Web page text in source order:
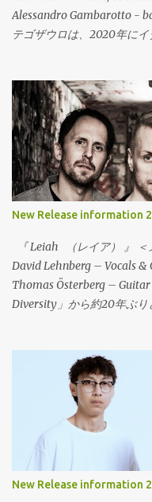
Alessandro Gambarotto -
テゴザウロは、2020年に
るメンバーが友人を通じて
ューEPの6曲入りで、すで
いる。レコードは、イタリ
ースや来日を一緒にサポー
リース！CDやカセットテ
ーベル（Dischi Decenti /
/ Troppistruzzi / 1a0）が共
す存在になるであろう。
の影響を公言していること
FOOTBALL～ALGERNON
れてきたサウンドが、今こ
ロングでMidwest Emoの
「EP」 01.Jap'n Cazz
05.Streghe 06.Buonanotte
2023年7月中旬発売予定
New Release information
『 Leiah （レイア） 』 ＜
David Lehnberg – Vocals
Thomas Österberg –
Diversity」から約20年ぶり
2018年から、オフィシャ
タジオで新曲の制作を行っ
その年に16年ぶりの新曲
リースした。この曲は、
のマスタリングを務めた
「Surrender」は、前作「
という位置づけになってい
New Release information